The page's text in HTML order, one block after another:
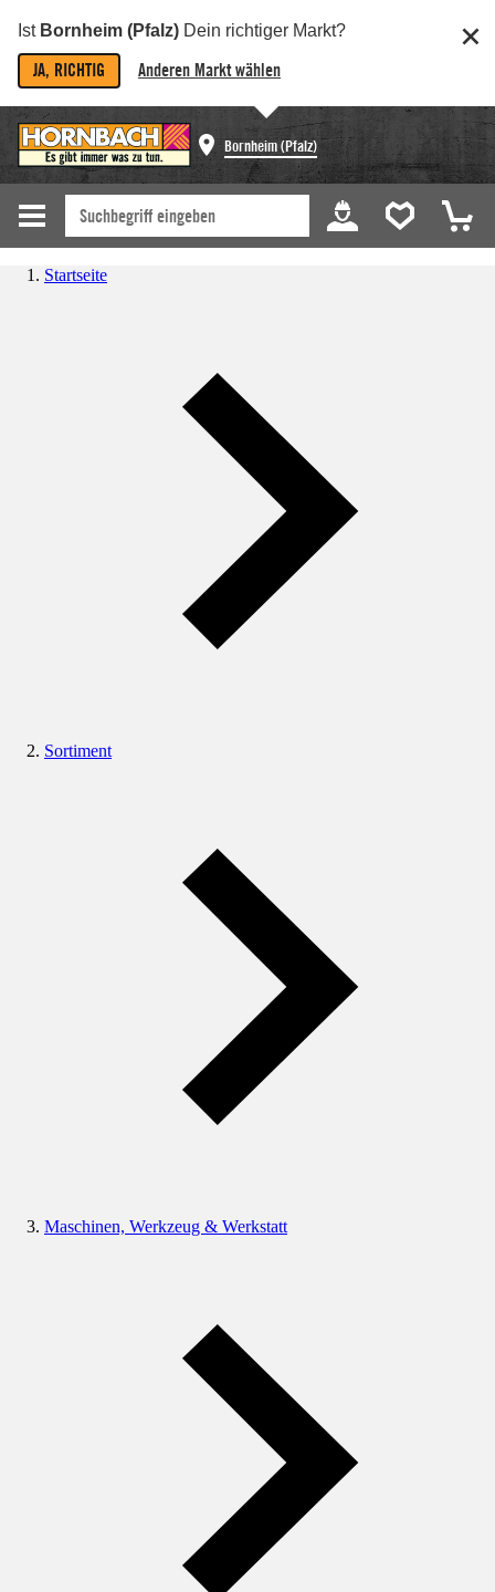
Ist Bornheim (Pfalz) Dein richtiger Markt?
JA, RICHTIG Anderen Markt wählen
Bornheim (Pfalz)
Startseite
Sortiment
Maschinen, Werkzeug & Werkstatt